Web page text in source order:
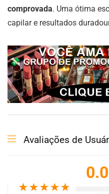
comprovada. Uma ótima
capilar e resultados
Avaliações de
0.0
★★★★★